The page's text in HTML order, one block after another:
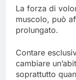
La forza di
muscolo, può
prolungato.
Contare
cambiare
soprattutto